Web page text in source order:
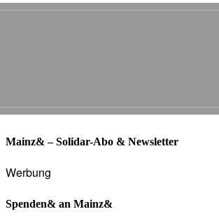
Mainz& – Solidar-Abo & Newsletter
Werbung
Spenden& an Mainz&